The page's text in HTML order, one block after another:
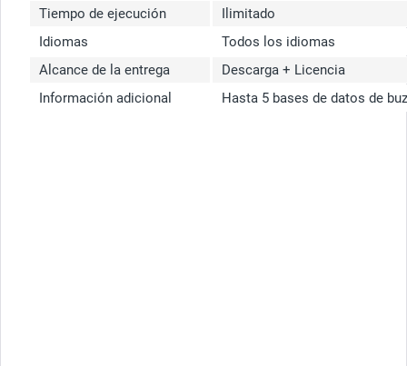
Tiempo de ejecución
Ilimitado
Idiomas
Todos los idiomas
Alcance de la entrega
Descarga + Licencia
Información adicional
Hasta 5 bases de datos de